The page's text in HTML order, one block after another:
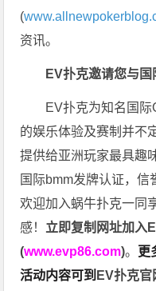
(
资讯。
EV扑克邀请您与国
EV扑克为知名国
的娱乐体验及赛制并不
提供给亚洲玩家最具趣
国际bmm发牌认证，信
欢迎加入蜗牛扑克一同
感！ 立即复制网址加入
(www.evp86.com)。 更
活动内容可到 EV扑克官